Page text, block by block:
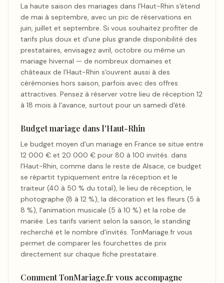
La haute saison des mariages dans l'Haut-Rhin s'étend
de mai à septembre, avec un pic de réservations en
juin, juillet et septembre. Si vous souhaitez profiter de
tarifs plus doux et d'une plus grande disponibilité des
prestataires, envisagez avril, octobre ou même un
mariage hivernal — de nombreux domaines et
châteaux de l'Haut-Rhin s'ouvrent aussi à des
cérémonies hors saison, parfois avec des offres
attractives. Pensez à réserver votre lieu de réception 12
à 18 mois à l'avance, surtout pour un samedi d'été.
Budget mariage dans l'Haut-Rhin
Le budget moyen d'un mariage en France se situe entre
12 000 € et 20 000 € pour 80 à 100 invités. dans
l'Haut-Rhin, comme dans le reste de Alsace, ce budget
se répartit typiquement entre la réception et le
traiteur (40 à 50 % du total), le lieu de réception, le
photographe (8 à 12 %), la décoration et les fleurs (5 à
8 %), l'animation musicale (5 à 10 %) et la robe de
mariée. Les tarifs varient selon la saison, le standing
recherché et le nombre d'invités. TonMariage.fr vous
permet de comparer les fourchettes de prix
directement sur chaque fiche prestataire.
Comment TonMariage.fr vous accompagne